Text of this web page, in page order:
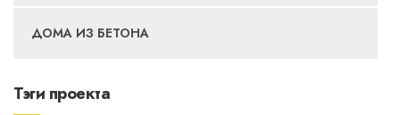
ДОМА ИЗ БЕТОНА
Тэги проекта